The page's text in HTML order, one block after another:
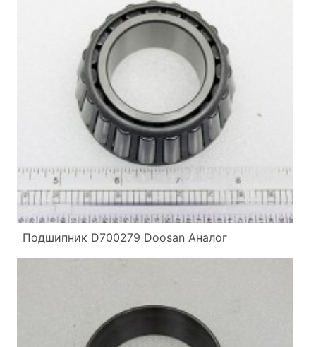
Подшипник D700279 Doosan Аналог